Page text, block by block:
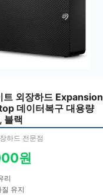
트 외장하드 Expansion
데이터복구 대용량
블랙
하드 전문점
원
리
유지